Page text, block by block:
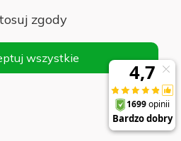
Serwis własnością:AB FOTO
Al. Jerozolimskie 176, NIP
zgody
wszystkie